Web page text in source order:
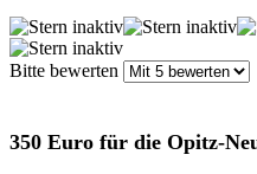
Bitte bewerten
350 Euro für die Opitz-